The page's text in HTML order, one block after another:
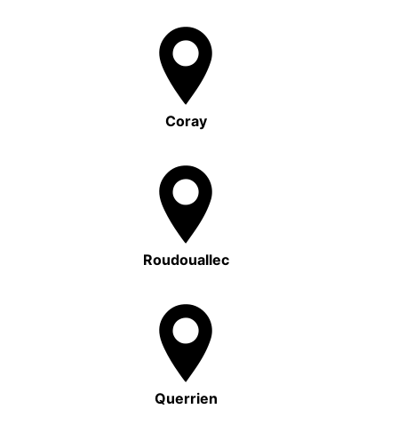
Coray
Roudouallec
Querrien